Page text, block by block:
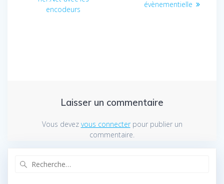
l’articleencodeurs
évènementielle
Laisser un commentaire
Vous devez vous connecterpour publier un
commentaire.